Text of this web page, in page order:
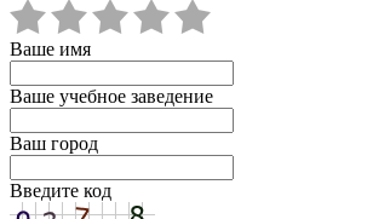
Ваше имя
Ваше учебное заведение
Ваш город
Введите код